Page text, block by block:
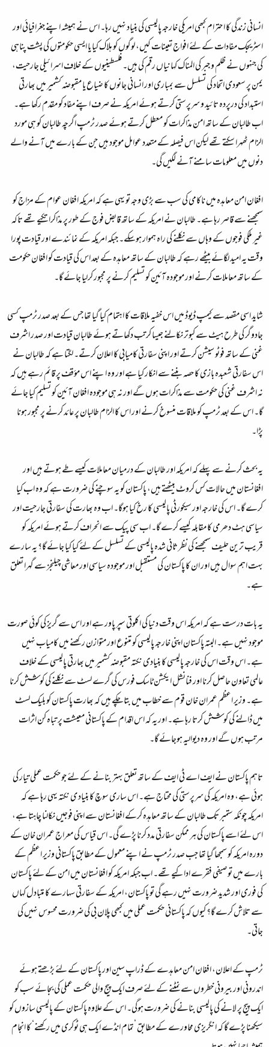
انسانی زندگی کا ا حترام کبھی امریکی خارجہ پالیسی کی بنیاد نہیں رہا۔ اس نے ہمیشہ اپنے جغرافیائی اور
اسٹریجک مفادات کے لئے افواج تعینات کیں، لوگوں کو ہلاک کیا یا ایسی حکومتوں کی پشت پناہی
کی جنہوں نے ظلم و جبر کی المناک کہانیاں رقم کی ہیں۔ فلسطینیوں کے خلاف اسرائیلی جارحیت،
یمن پر سعودی اتحاد کی تسلسل سے بمباری اور انسانی جانوں کا ضیاع یا مقبوضہ کشمیر میں بھارتی
استبداد کی درپردہ تائید و سرپرستی کرتے ہوئے امریکہ نے صرف اپنے مفاد کو مقدم رکھا ہے۔
اب طالبان کے ساتھ امن مذاکرات کو معطل کرتے ہوئے صدر ٹرمپ اگرچہ طالبان کو ہی مورد
الزام ٹھہرا سکتے تھے لیکن اس فیصلہ کے متعدد عوامل موجود ہیں جن کے بارے میں آنے والے
دنوں میں معلومات سامنے آنے لگیں گی۔
افغان امن معاہدہ میں ناکامی کی سب سے بڑی وجہ تو یہی ہے کہ امریکہ افغان عوام کے مزاج کو
سمجھنے سے قاصر رہا ہے۔ طالبان نے امریکہ کے ساتھ قابض فوج کے طور پر مذاکراتکیے تھے تاکہ
غیر ملکی فوجوں کے وہاں سے نکلنے کی راہ ہموار ہوسکے۔ جبکہ امریکہ کے نمائندے اور قیادت پورا
وقت یہ امید لگائے بیٹھے رہے کہ طالبان کے ساتھ معاہدہ کے بعد اس کی قیادت کو افغان حکومت
کے ساتھ معاملات کرنے اور موجودہ آئین کو تسلیم کرنے پر مجبور کرلیا جائے گا۔
شاید اسی مقصد سے کیمپ ڈیوڈ میں اس خفیہ ملاقات کا اہتمام کیا گیا تھا جس کے بعد صدر ٹرمپ کسی
جادوگر کی طرح ہیٹ سے کبوتر نکالنے جیسا کرتب دکھاتے ہوئے طالبان قیادت اور صدر اشرف
غنی کے ساتھ فوٹو سیشن کرتے اور اپنی سفارتی کامیابی کا اعلان کرتے۔ لگتا ہے کہ طالبان نے
اس سفارتی شعبدہ بازی کا حصہ بننے سے انکار کیا ہے اور وہ اپنے اس مؤقف پر قائم رہے ہیں کہ
نہ اشرف غنی کی حکومت سے مذاکرات ہوں گے اور نہ ہی موجودہ افغان آئین کو تسلیم کیا جائے
گا۔ اس کے بعد ٹرمپ کو ملاقات منسوخ کرنے اور اس کا الزام طالبان پر عائد کرنے پر مجبور ہونا
پڑا۔
یہ بحث کرنے سے پہلے کہ امریکہ اور طالبان کے درمیان معاملات کیسے طے ہوتے ہیں اور
افغانستان میں حالات کس کروٹ بیٹھتے ہیں، پاکستان کو یہ سوچنے کی ضرورت ہے کہ وہ اب کیا
کرے گا۔ اس کی خارجہ اور سیکورٹی پالیسی کا رخ کیا ہوگا۔ اب وہ بھارت کی سفارتی جارحیت اور
سیاسی ہٹ دھرمی کا مقابلہ کیسے کرے گا۔ اب سی پیک سے انحراف کرتے ہوئے امریکہ کو
قریب ترین حلیف سمجھنے کی نظر ثانی شدہ پالیسی کے تسلسل کے لئے کیا کیا جائے گا؟ یہ سارے
بہت اہم سوال ہیں اور ان کا پاکستان کی مستقبل اور موجودہ سیاسی اور معاشی چیلنجز سے گہرا تعلق
ہے۔
یہ بات درست ہے کہ امریکہ اس وقت دنیا کی اکلوتی سپر پاور ہے اور اس سے گریز کی کوئی صورت
موجود نہیں ہے۔ البتہ پاکستان اپنی خارجہ پالیسی کو متنوع اور متوازن رکھنے میں کامیاب نہیں
ہے۔ اس وقت اس کی خارجہ پالیسی کا بنیادی نکتہ مقبوضہ کشمیر میں بھارتی پالیسی کے خلاف
عالمی تعاون حاصل کرنا اور فنانشل ایکشن ٹاسک فورس کی گرے لسٹ سے نکلنے کی کوشش کرنا
ہے۔ وزیر اعظم عمران خان قوم سے خطاب میں بتا چکے ہیں کہ بھارت پاکستان کو بلیک لسٹ
میں ڈالنے کی کوشش کرتا رہا ہے۔ اور یہ کہ اس اقدام کے پاکستانی معیشت پر تباہ کن اثرات
مرتب ہوں گے اور وہ دیوالیہ ہوجائے گا۔
تاہم پاکستان نے ایف اے ٹی ایف کے ساتھ تعلق بہتر بنانے کے لئے جو حکمت عملی تیار کی
ہوئی ہے، وہ امریکہ کی سرپرستی کی محتاج ہے۔ اس ساری سوچ کا بنیاد ی نکتہ یہی رہا ہے کہ
امریکہ چونکہ ستمبر تک طالبان کے ساتھ معاہدہ کرکے افغانستان سے اپنی فوجیں نکالنا چاہتا ہے،
اس لئے اسے پاکستان کی ہر ممکن سفارتی مدد کرنا پڑے گی۔ اس قیاس کی معراج عمران خان کے
دورہ امریکہ کو سمجھا گیا تھا جب صدر ٹرمپ نے اپنے معمول کے مطابق پاکستانی وزیر اعظم کے
بارے میں توصیفی فقرے اداکیے تھے۔ اب جبکہ امریکہ کو افغانستان میں امن کے لئے پاکستان
کی فوری اور شدید ضرورت نہیں رہے گی تو پاکستان، امریکہ کے سفارتی سہارے کا متبادل کہاں
سے تلاش کرے گا؟ کیوں کہ پاکستانی حکمت عملی میں کبھی پلان بی کی ضرورت محسوس نہیں کی
جاتی۔
ٹرمپ کے اعلان، افغان امن معاہدے کے ڈراپ سین اور پاکستان کے لئے بڑھتے ہوئے
اندرونی اور بیرونی خطروں سے نمٹنے کے لئے صرف ایک پیج والی حکمت عملی کی بجائے سب کو
ایک پیج پر لانے کی پالیسی بنانے کی ضرورت ہوگی۔ اس کے علاوہ پاکستان کے پالیسی سازوں کو
سیکھنا پڑے گا کہ انگریزی محاورے کے مطابق ’تمام انڈے ایک ہی ٹوکری میں رکھنے‘ کا انجام